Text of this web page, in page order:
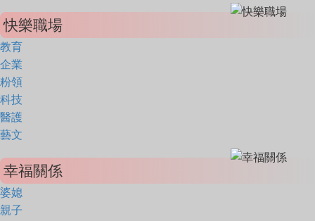
快樂職場
教育
企業
粉領
科技
醫護
藝文
幸福關係
婆媳
親子